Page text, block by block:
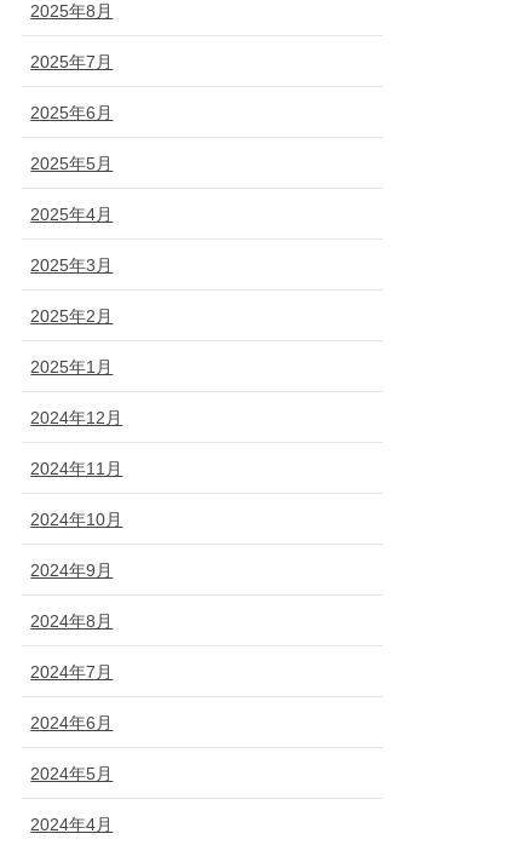
2025年8月
2025年7月
2025年6月
2025年5月
2025年4月
2025年3月
2025年2月
2025年1月
2024年12月
2024年11月
2024年10月
2024年9月
2024年8月
2024年7月
2024年6月
2024年5月
2024年4月